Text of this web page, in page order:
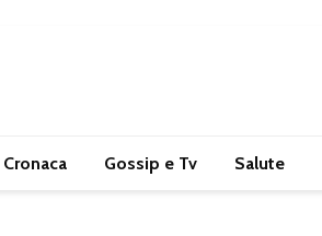
Cronaca Gossip e Tv Salute